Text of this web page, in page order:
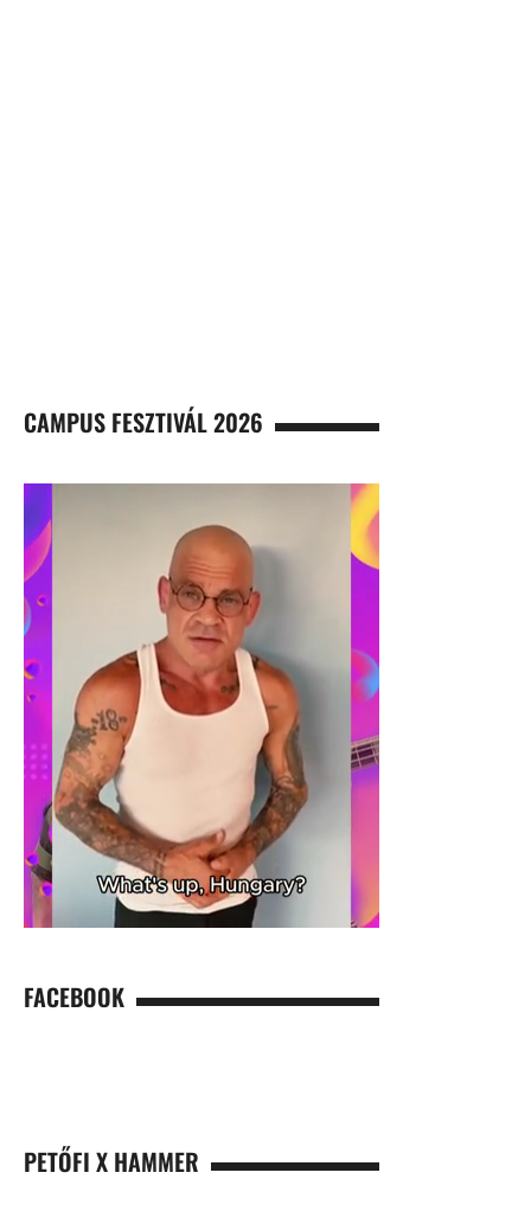
CAMPUS FESZTIVÁL 2026
FACEBOOK
PETŐFI X HAMMER